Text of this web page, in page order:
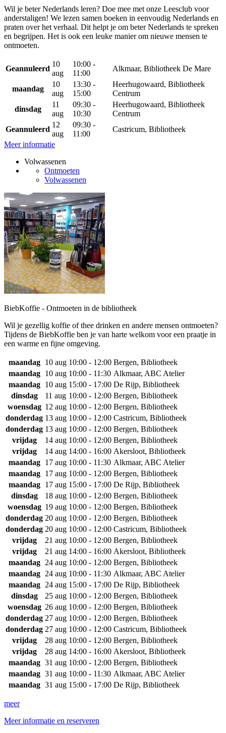
Wil je beter Nederlands leren? Doe mee met onze Leesclub voor
anderstaligen! We lezen samen boeken in eenvoudig Nederlands en
praten over het verhaal. Dit helpt je om beter Nederlands te spreken
en begrijpen. Het is ook een leuke manier om nieuwe mensen te
ontmoeten.
Geannuleerd
10
aug
10:00 -
11:00
Alkmaar, Bibliotheek De Mare
maandag
10
aug
13:30 -
15:00
Heerhugowaard, Bibliotheek
Centrum
dinsdag
11
aug
09:30 -
10:30
Heerhugowaard, Bibliotheek
Centrum
Geannuleerd
12
aug
09:30 -
11:00
Castricum, Bibliotheek
Meer informatie
Volwassenen
Ontmoeten
Volwassenen
BiebKoffie - Ontmoeten in de bibliotheek
Wil je gezellig koffie of thee drinken en andere mensen ontmoeten?
Tijdens de BiebKoffie ben je van harte welkom voor een praatje in
een warme en fijne omgeving.
maandag 10 aug 10:00 - 12:00 Bergen, Bibliotheek
maandag
10 aug 10:00 - 11:30 Alkmaar, ABC Atelier
maandag
10 aug 15:00 - 17:00 De Rijp, Bibliotheek
dinsdag
11 aug 10:00 - 12:00 Bergen, Bibliotheek
woensdag 12 aug 10:00 - 12:00 Bergen, Bibliotheek
donderdag 13 aug 10:00 - 12:00 Castricum, Bibliotheek
donderdag 13 aug 10:00 - 12:00 Bergen, Bibliotheek
vrijdag
14 aug 10:00 - 12:00 Bergen, Bibliotheek
vrijdag
14 aug 14:00 - 16:00 Akersloot, Bibliotheek
maandag
17 aug 10:00 - 11:30 Alkmaar, ABC Atelier
maandag
17 aug 10:00 - 12:00 Bergen, Bibliotheek
maandag
17 aug 15:00 - 17:00 De Rijp, Bibliotheek
dinsdag
18 aug 10:00 - 12:00 Bergen, Bibliotheek
woensdag 19 aug 10:00 - 12:00 Bergen, Bibliotheek
donderdag 20 aug 10:00 - 12:00 Bergen, Bibliotheek
donderdag 20 aug 10:00 - 12:00 Castricum, Bibliotheek
vrijdag
21 aug 10:00 - 12:00 Bergen, Bibliotheek
vrijdag
21 aug 14:00 - 16:00 Akersloot, Bibliotheek
maandag
24 aug 10:00 - 12:00 Bergen, Bibliotheek
maandag
24 aug 10:00 - 11:30 Alkmaar, ABC Atelier
maandag
24 aug 15:00 - 17:00 De Rijp, Bibliotheek
dinsdag
25 aug 10:00 - 12:00 Bergen, Bibliotheek
woensdag 26 aug 10:00 - 12:00 Bergen, Bibliotheek
donderdag 27 aug 10:00 - 12:00 Bergen, Bibliotheek
donderdag 27 aug 10:00 - 12:00 Castricum, Bibliotheek
vrijdag
28 aug 10:00 - 12:00 Bergen, Bibliotheek
vrijdag
28 aug 14:00 - 16:00 Akersloot, Bibliotheek
maandag 31 aug 10:00 - 12:00 Bergen, Bibliotheek
maandag 31 aug 10:00 - 11:30 Alkmaar, ABC Atelier
maandag 31 aug 15:00 - 17:00 De Rijp, Bibliotheek
meer
Meer informatie en reserveren